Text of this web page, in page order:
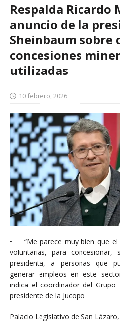
Respalda Ricardo
anuncio de la
Sheinbaum sobre
concesiones
utilizadas
10 febrero, 2026
• “Me parece muy bien que el
voluntarias, para
presidenta, a personas que
generar empleos en este
indica el coordinador del
presidente de la Jucopo
Palacio Legislativo de San